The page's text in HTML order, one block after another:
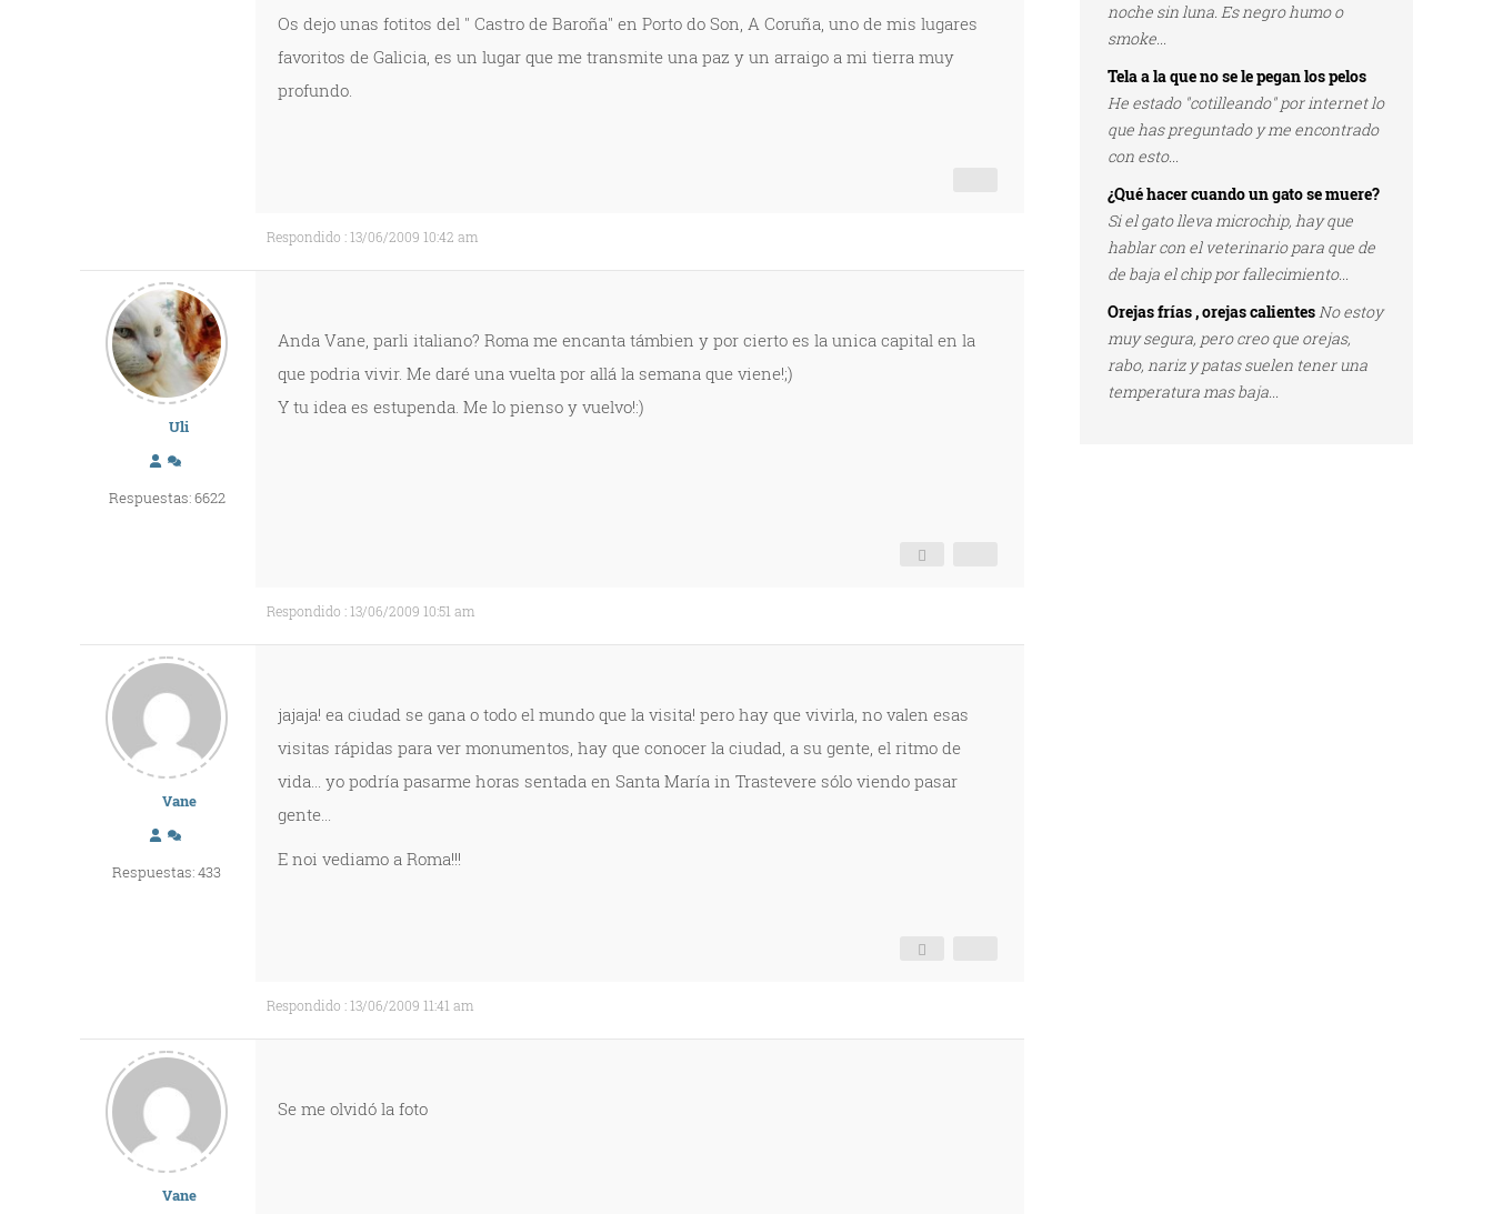
Os dejo unas fotitos del " Castro de Baroña" en Porto do Son, A Coruña, uno de mis lugares
favoritos de Galicia, es un lugar que me transmite una paz y un arraigo a mi tierra muy
profundo.
Respondido : 13/06/2009 10:42 am
Uli
Respuestas: 6622
Anda Vane, parli italiano? Roma me encanta támbien y por cierto es la unica capital en la
que podria vivir. Me daré una vuelta por allá la semana que viene!;)
Y tu idea es estupenda. Me lo pienso y vuelvo!:)
Respondido : 13/06/2009 10:51 am
Vane
Respuestas: 433
jajaja! ea ciudad se gana o todo el mundo que la visita! pero hay que vivirla, no valen esas
visitas rápidas para ver monumentos, hay que conocer la ciudad, a su gente, el ritmo de
vida... yo podrí­a pasarme horas sentada en Santa Marí­a in Trastevere sólo viendo pasar
gente...
E noi vediamo a Roma!!!
Respondido : 13/06/2009 11:41 am
Vane
Se me olvidó la foto
noche sin luna. Es negro humo o
smoke...
Tela a la que no se le pegan los pelos
He estado "cotilleando" por internet lo
que has preguntado y me encontrado
con esto...
¿Qué hacer cuando un gato se muere?
Si el gato lleva microchip, hay que
hablar con el veterinario para que de
de baja el chip por fallecimiento...
Orejas frías , orejas calientesNo estoy
muy segura, pero creo que orejas,
rabo, nariz y patas suelen tener una
temperatura mas baja...